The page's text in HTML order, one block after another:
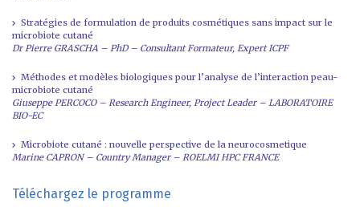
Stratégies de formulation de produits cosmétiques sans impact sur le
microbiote cutané
Dr Pierre GRASCHA – PhD – Consultant Formateur, Expert ICPF
Méthodes et modèles biologiques pour l’analyse de l’interaction peau-
microbiote cutané
Giuseppe PERCOCO – Research Engineer, Project Leader – LABORATOIRE
BIO-EC
Microbiote cutané : nouvelle perspective de la neurocosmetique
Marine CAPRON – Country Manager – ROELMI HPC FRANCE
Téléchargez le programme